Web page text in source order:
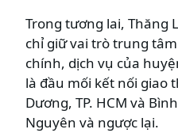
Trong tương lai, Thăng
chỉ giữ vai trò trung
chính, dịch vụ của
là đầu mối kết nối giao
Dương, TP. HCM và
Nguyên và ngược lại.